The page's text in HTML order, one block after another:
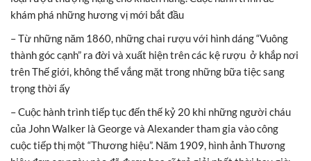
khám phá những hương vị mới bắt đầu
– Từ những năm 1860, những chai rượu với hình dáng “Vuông
thành góc cạnh” ra đời và xuất hiện trên các kệ rượu ở khắp nơi
trên Thế giới, không thể vắng mặt trong những bữa tiệc sang
trọng thời ấy
– Cuộc hành trình tiếp tục đến thế kỷ 20 khi những người cháu
của John Walker là George và Alexander tham gia vào công
cuộc tiếp thị một “Thương hiệu”. Năm 1909, hình ảnh Thương